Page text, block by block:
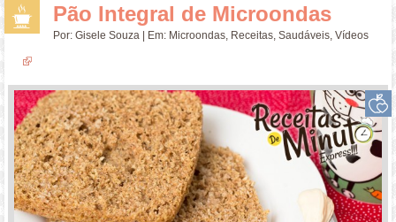
Pão Integral de Microondas
Por:Gisele Souza | Em: Microondas Receitas ,Saudáveis ,Vídeos